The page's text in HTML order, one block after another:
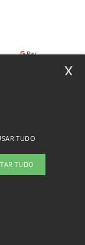
TUDO
TUDO
x